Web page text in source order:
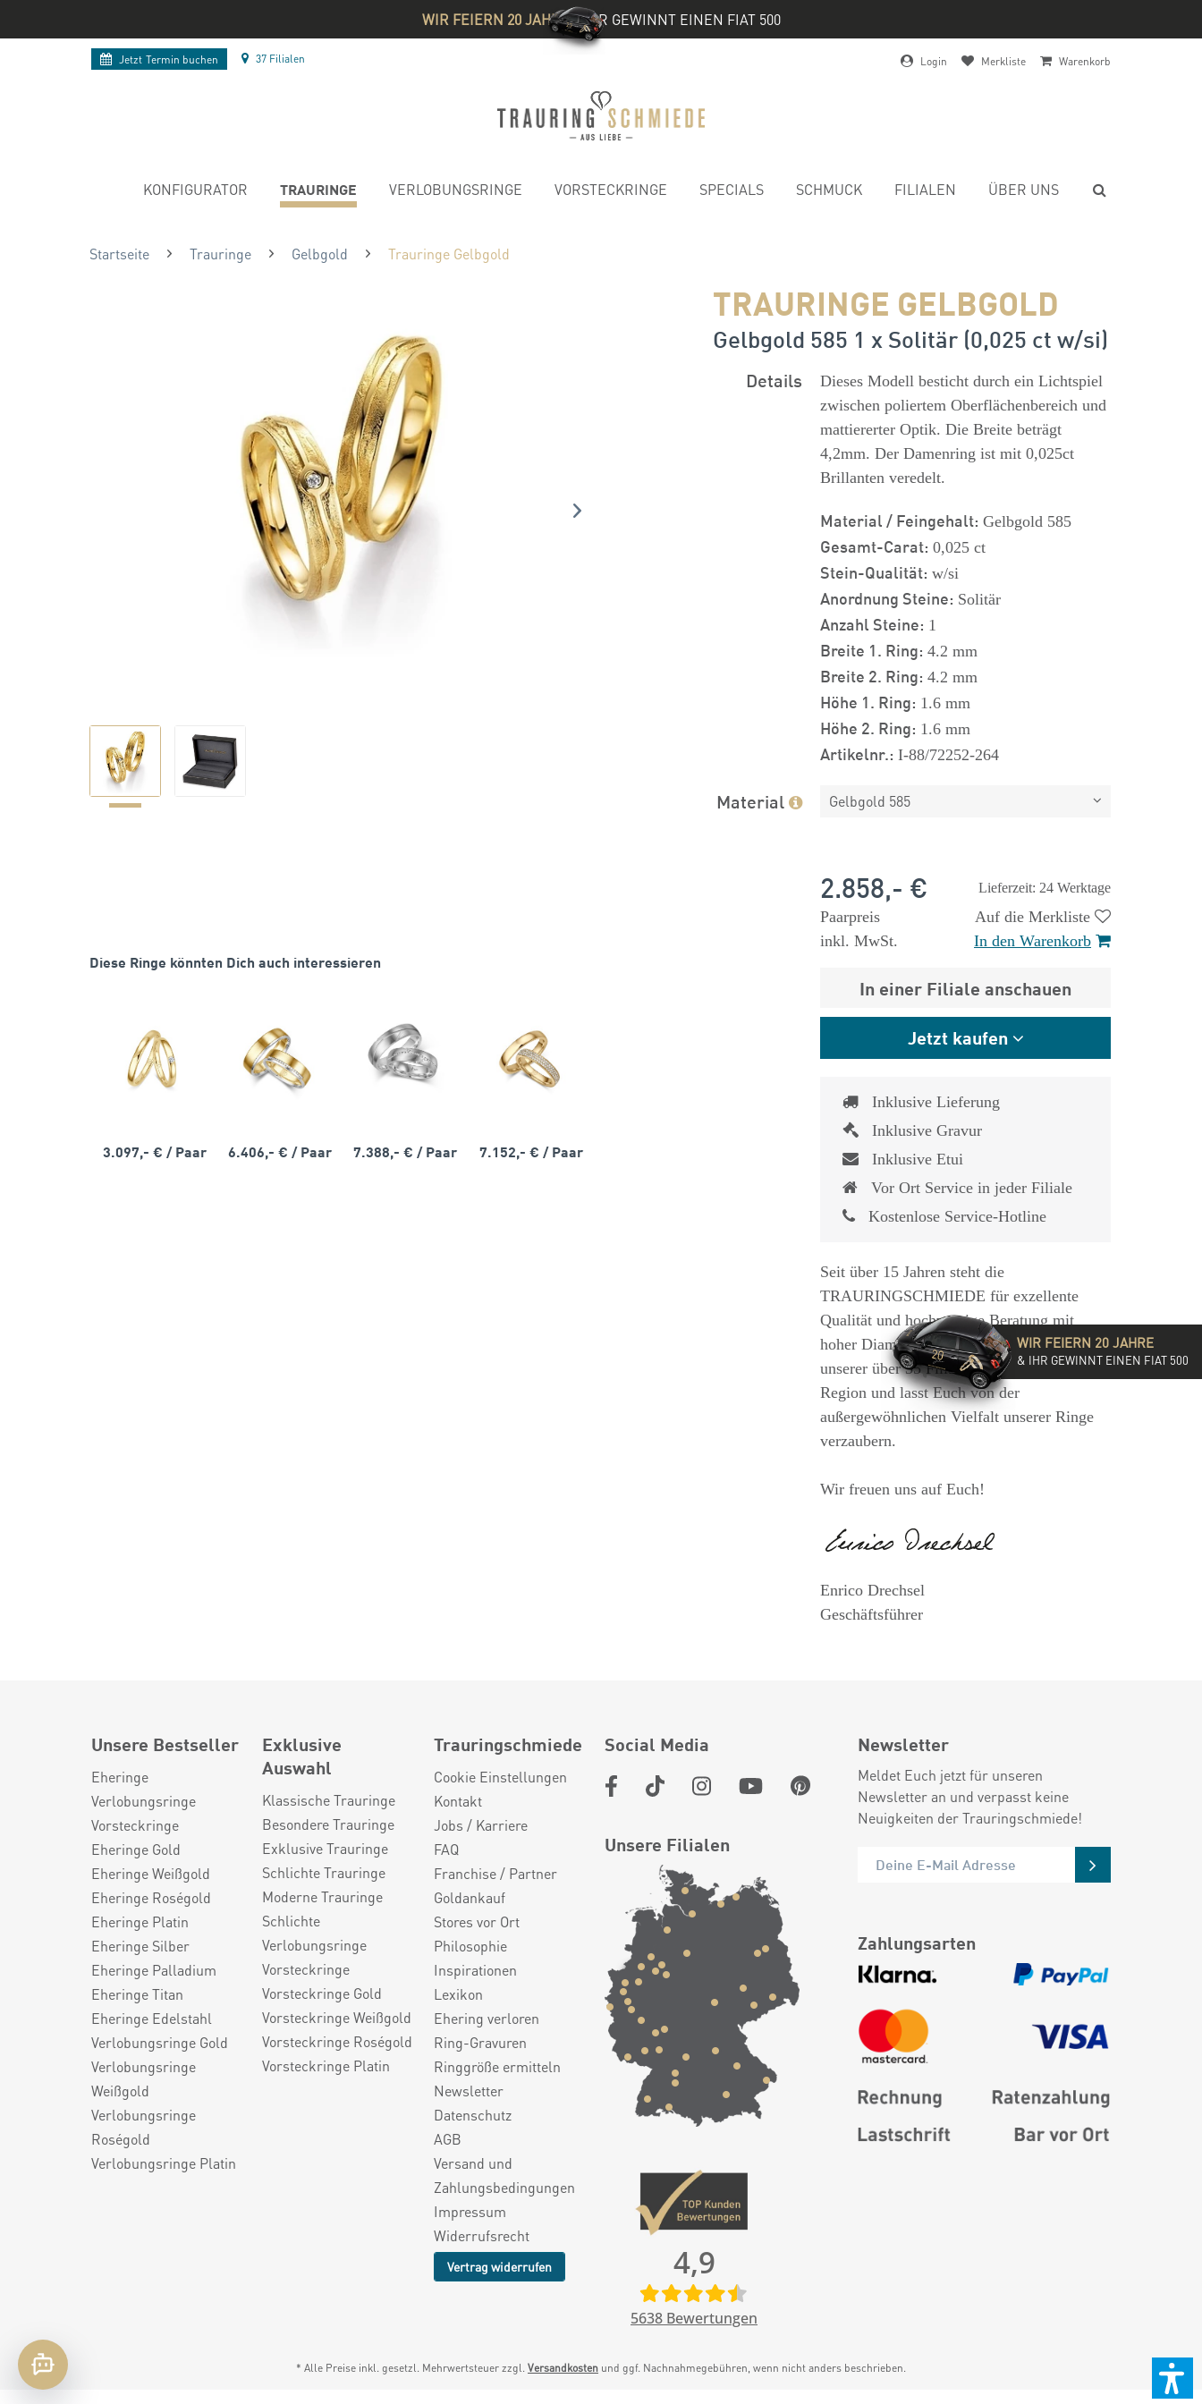
WIR FEIERN 20 JAHRE& IHR GEWINNT EINEN FIAT 500
Jetzt Termin buchen 37 Filialen Login Merkliste Warenkorb
KONFIGURATOR TRAURINGE VERLOBUNGSRINGE VORSTECKRINGE SPECIALS SCHMUCK FILIALEN ÜBER UNS
Startseite Trauringe Gelbgold Trauringe Gelbgold
TRAURINGE GELBGOLD
Gelbgold 585 1 x Solitär (0,025 ct w/si)
Diese Ringe könnten Dich auch interessieren
3.097,- € / Paar 6.406,- €/ Paar 7.388,- €/ Paar 7.152,- € / Paar
Details
Dieses Modell besticht durch ein Lichtspiel
zwischen poliertem Oberflächenbereich und
mattiererter Optik. Die Breite beträgt
4,2mm. Der Damenring ist mit 0,025ct
Brillanten veredelt.
Material / Feingehalt: Gelbgold 585
Gesamt-Carat: 0,025 ct
Stein-Qualität: w/si
Anordnung Steine: Solitär
Anzahl Steine: 1
Breite 1. Ring: 4.2 mm
Breite 2. Ring: 4.2 mm
Höhe 1. Ring: 1.6 mm
Höhe 2. Ring: 1.6 mm
Artikelnr.: I-88/72252-264
Material Gelbgold 585
Lieferzeit: 24 Werktage
2.858,- €
Paarpreis
inkl. MwSt.
Auf die Merkliste
In den Warenkorb
In einer Filiale anschauen
Jetzt kaufen
Inklusive Lieferung
Inklusive Gravur
Inklusive Etui
Vor Ort Service in jeder Filiale
Kostenlose Service-Hotline
Seit über 15 Jahren steht die
TRAURINGSCHMIEDE für exzellente
Qualität und hochwertige Beratung mit
hoher Diamantkompetenz. Besucht eine
unserer über 35 Filialen in der DACH-
Region und lasst Euch von der
außergewöhnlichen Vielfalt unserer Ringe
verzaubern.
Wir freuen uns auf Euch!
Enrico Drechsel
Geschäftsführer
Unsere Bestseller
Eheringe
Verlobungsringe
Vorsteckringe
Eheringe Gold
Eheringe Weißgold
Eheringe Roségold
Eheringe Platin
Eheringe Silber
Eheringe Palladium
Eheringe Titan
Eheringe Edelstahl
Verlobungsringe Gold
Verlobungsringe
Weißgold
Verlobungsringe
Roségold
Verlobungsringe Platin
Exklusive
Auswahl
Klassische Trauringe
Besondere Trauringe
Exklusive Trauringe
Schlichte Trauringe
Moderne Trauringe
Schlichte
Verlobungsringe
Vorsteckringe
Vorsteckringe Gold
Vorsteckringe Weißgold
Vorsteckringe Roségold
Vorsteckringe Platin
Trauringschmiede
Cookie Einstellungen
Kontakt
Jobs / Karriere
FAQ
Franchise / Partner
Goldankauf
Stores vor Ort
Philosophie
Inspirationen
Lexikon
Ehering verloren
Ring-Gravuren
Ringgröße ermitteln
Newsletter
Datenschutz
AGB
Versand und
Zahlungsbedingungen
Impressum
Widerrufsrecht
Vertrag widerrufen
Social Media
Unsere Filialen
4,9
5638 Bewertungen
Newsletter
Meldet Euch jetzt für unseren
Newsletter an und verpasst keine
Neuigkeiten der Trauringschmiede!
Zahlungsarten
* Alle Preise inkl. gesetzl. Mehrwertsteuer zzgl. Versandkosten und ggf. Nachnahmegebühren, wenn nicht anders beschrieben.
WIR FEIERN 20 JAHRE
& IHR GEWINNT EINEN FIAT 500